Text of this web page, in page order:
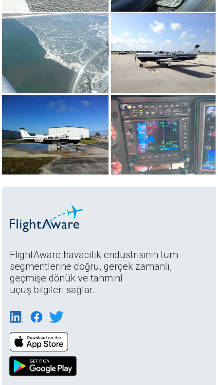
FlightAware havacılık endüstrisinin tüm
segmentlerine doğru, gerçek zamanlı,
geçmişe dönük ve tahminî
uçuş bilgileri sağlar.